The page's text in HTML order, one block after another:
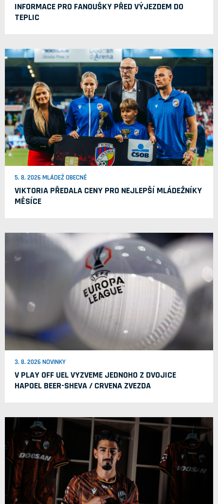
INFORMACE PRO FANOUŠKY PŘED VÝJEZDEM DO
TEPLIC
5. 8. 2026 MLÁDEŽ OBECNĚ
VIKTORIA PŘEDALA CENY PRO NEJLEPŠÍ MLÁDEŽNÍKY
MĚSÍCE
3. 8. 2026 NOVINKY
V PLAY OFF UEL VYZVEME JEDNOHO Z DVOJICE
HAPOEL BEER-SHEVA / CRVENA ZVEZDA